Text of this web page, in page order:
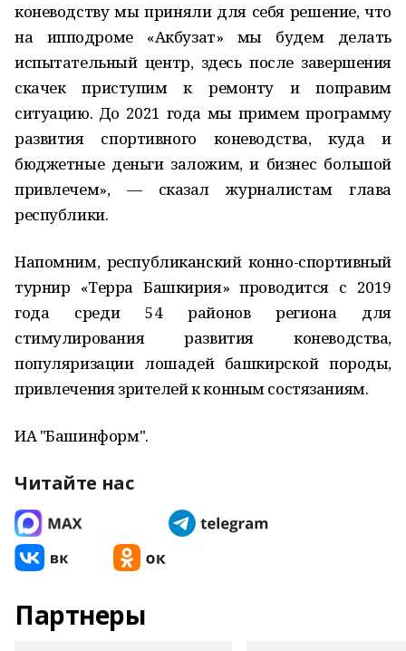
коневодству мы приняли для себя решение, что
на ипподроме «Акбузат» мы будем делать
испытательный центр, здесь после завершения
скачек приступим к ремонту и поправим
ситуацию. До 2021 года мы примем программу
развития спортивного коневодства, куда и
бюджетные деньги заложим, и бизнес большой
привлечем», — сказал журналистам глава
республики.
Напомним, республиканский конно-спортивный
турнир «Терра Башкирия» проводится с 2019
года среди 54 районов региона для
стимулирования развития коневодства,
популяризации лошадей башкирской породы,
привлечения зрителей к конным состязаниям.
ИА "Башинформ".
Читайте нас
Партнеры